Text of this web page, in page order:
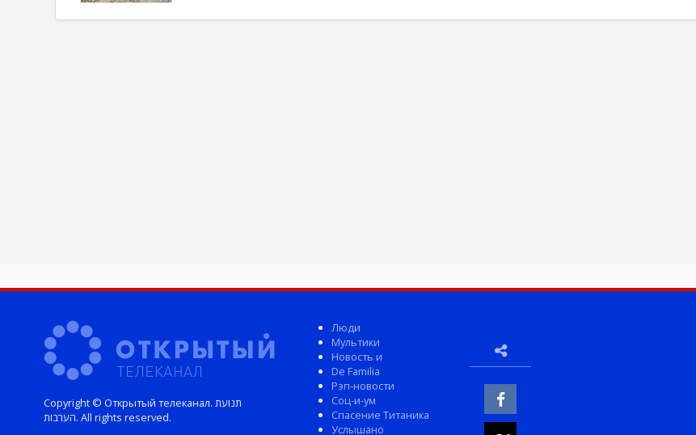
Copyright © Открытый телеканал. תנועת
הערבות. All rights reserved.
Люди
Мультики
Новость и
De Familia
Рэп-новости
Соц-и-ум
Спасение Титаника
Услышано